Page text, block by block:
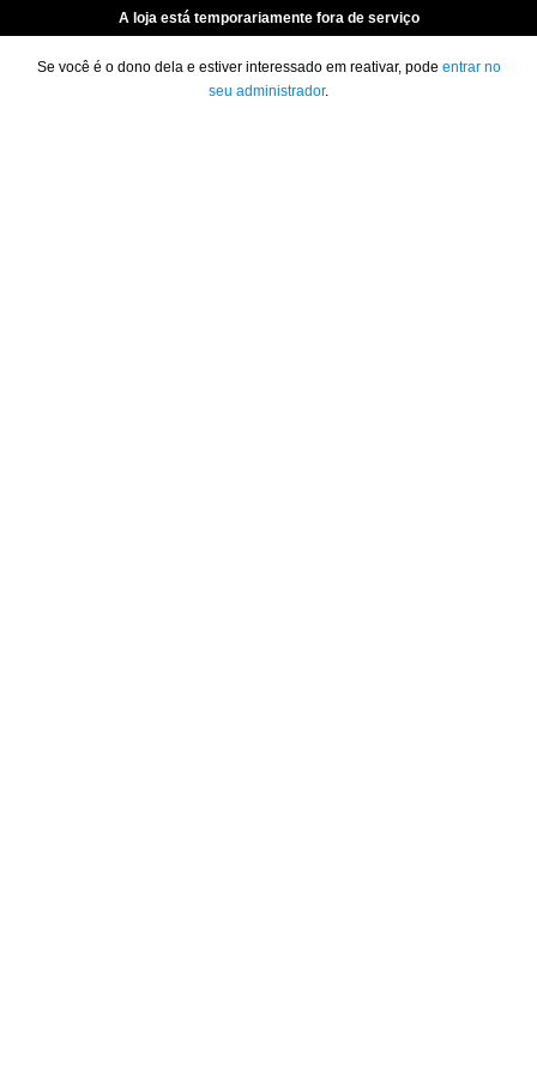
A loja está temporariamente fora de serviço
Se você é o dono dela e estiver interessado em reativar, pode entrar no
seu administrador.